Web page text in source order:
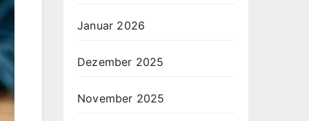
Januar 2026
Dezember 2025
November 2025